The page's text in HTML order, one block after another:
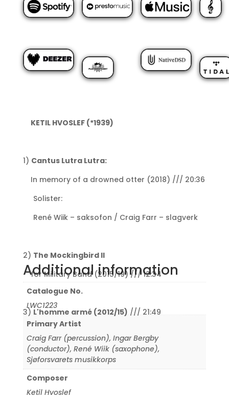
KETIL HVOSLEF (*1939)
1) Cantus Lutra Lutra:
In memory of a drowned otter (2018) /// 20:36
Solister:
René Wiik – saksofon / Craig Farr – slagverk
2) The Mockingbird II
for Military Band (2015/19) /// 12:34
3) L'homme armé (2012/15) /// 21:49
Additional information
Catalogue No.
LWC1223
Primary Artist
Craig Farr (percussion), Ingar Bergby
(conductor), René Wiik (saxophone),
Sjøforsvarets musikkorps
Composer
Ketil Hvoslef